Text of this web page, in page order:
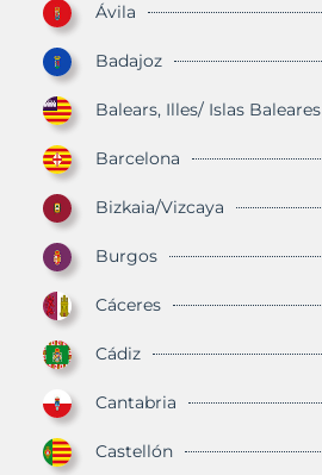
Ávila
Badajoz
Balears, Illes/ Islas Baleares
Barcelona
Bizkaia/Vizcaya
Burgos
Cáceres
Cádiz
Cantabria
Castellón